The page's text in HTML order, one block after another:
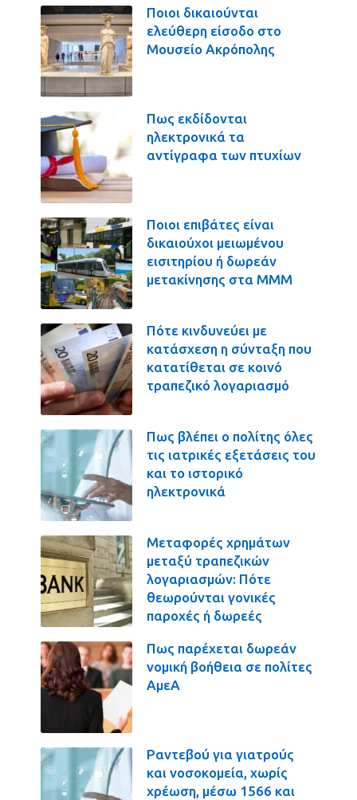
Ποιοι δικαιούνται
ελεύθερη είσοδο στο
Μουσείο Ακρόπολης
Πως εκδίδονται
ηλεκτρονικά τα
αντίγραφα των πτυχίων
Ποιοι επιβάτες είναι
δικαιούχοι μειωμένου
εισιτηρίου ή δωρεάν
μετακίνησης στα ΜΜΜ
Πότε κινδυνεύει με
κατάσχεση η σύνταξη που
κατατίθεται σε κοινό
τραπεζικό λογαριασμό
Πως βλέπει ο πολίτης όλες
τις ιατρικές εξετάσεις του
και το ιστορικό
ηλεκτρονικά
Μεταφορές χρημάτων
μεταξύ τραπεζικών
λογαριασμών: Πότε
θεωρούνται γονικές
παροχές ή δωρεές
Πως παρέχεται δωρεάν
νομική βοήθεια σε πολίτες
ΑμεΑ
Ραντεβού για γιατρούς
και νοσοκομεία, χωρίς
χρέωση, μέσω 1566 και